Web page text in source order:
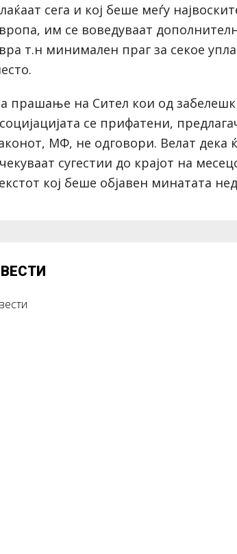
сега и кој беше меѓу
им се воведуваат
т.н минимален праг за секое
прашање на Сител кои од
се прифатени,
МФ, не одговори. Велат дека
сугестии до крајот на
кој беше објавен минатата